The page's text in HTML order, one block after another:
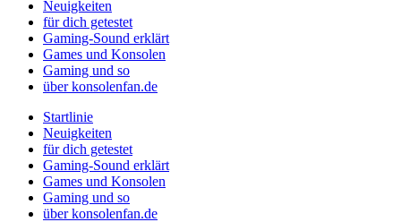
Neuigkeiten
für dich getestet
Gaming-Sound erklärt
Games und Konsolen
Gaming und so
über konsolenfan.de
Startlinie
Neuigkeiten
für dich getestet
Gaming-Sound erklärt
Games und Konsolen
Gaming und so
über konsolenfan.de